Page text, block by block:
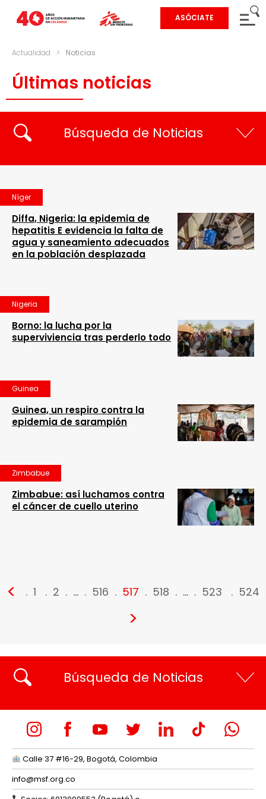
ASÓCIATE
Actualidad > Noticias
Últimas noticias
Búsqueda de Noticias
Níger
Diffa, Nigeria: la epidemia de
hepatitis E evidencia la falta de
agua y saneamiento adecuados
en la población desplazada
Nigeria
Borno: la lucha por la
superviviencia tras perderlo todo
Guinea
Guinea, un respiro contra la
epidemia de sarampión
Zimbabue
Zimbabue: así luchamos contra
el cáncer de cuello uterino
< 1 2 … 516 517 518 … 523 524
>
Búsqueda de Noticias
Calle 37 #16-29, Bogotá, Colombia
info@msf.org.co